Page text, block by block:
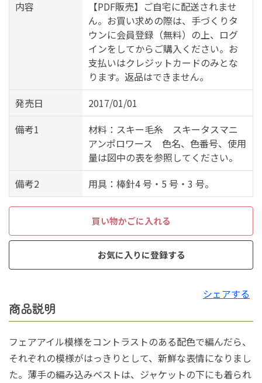
内容
【PDF販売】ご自宅に配送されませ
ん。お買い求めの際は、手づくりタ
ウンに会員登録（無料）の上、ログ
インをしてからご購入ください。お
支払いはクレジットカードのみとな
ります。返品はできません。
発売日
2017/01/01
備考1
材料：スキー毛糸 スキータスマニ
アンポロワース 色名、色番号、使用
量は図中の表を参照してください。
備考2
用具：棒針4 号・5 号・3 号。
買い物かごに入れる
お気に入りに登録する
シェアする
商品説明
フェアアイル模様をコントラストのある配色で編んだら、
それぞれの模様がはっきりとして、新鮮な表情になりまし
た。薄手の編み込みベストは、ジャケットの下にも着られ